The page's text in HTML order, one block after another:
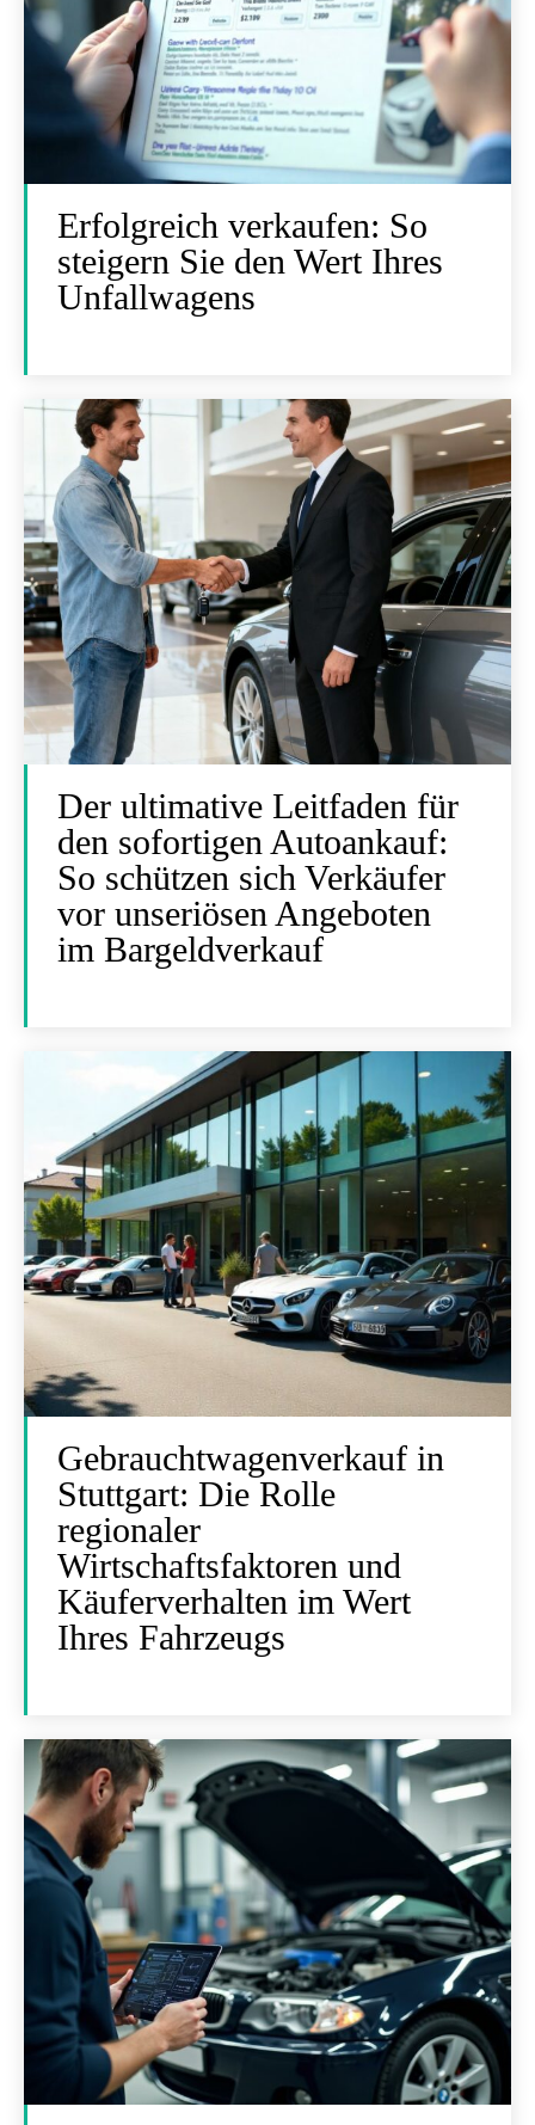
Erfolgreich verkaufen: So
steigern Sie den Wert Ihres
Unfallwagens
Der ultimative Leitfaden für
den sofortigen Autoankauf:
So schützen sich Verkäufer
vor unseriösen Angeboten
im Bargeldverkauf
Gebrauchtwagenverkauf in
Stuttgart: Die Rolle
regionaler
Wirtschaftsfaktoren und
Käuferverhalten im Wert
Ihres Fahrzeugs